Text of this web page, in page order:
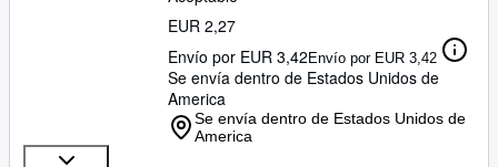
EUR 2,27
Envío por EUR 3,42Envío por EUR 3,42
Se envía dentro de Estados Unidos de
America
Se envía dentro de Estados Unidos de
America